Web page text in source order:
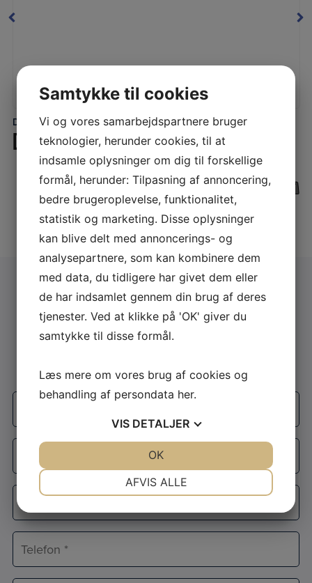
LÆS MERE
DST Mobile affugtere
DST DC-10 – RECUSORB
Få et Gratis konsulentbesøg eller et
gratis tilbud
Udfyld formularen og vi kontakter dig
Firmanavn
Navn
E-
mail
Telefon
Samtykke til cookies
Vi og vores samarbejdspartnere bruger
teknologier, herunder cookies, til at
indsamle oplysninger om dig til forskellige
formål, herunder: Tilpasning af annoncering,
bedre brugeroplevelse, funktionalitet,
statistik og marketing. Disse oplysninger
kan blive delt med annoncerings- og
analysepartnere, som kan kombinere dem
med data, du tidligere har givet dem eller
de har indsamlet gennem din brug af deres
tjenester. Ved at klikke på 'OK' giver du
samtykke til disse formål.
Læs mere om vores brug af cookies og
behandling af persondata her.
VIS DETALJER
AFVIS ALLE
OK